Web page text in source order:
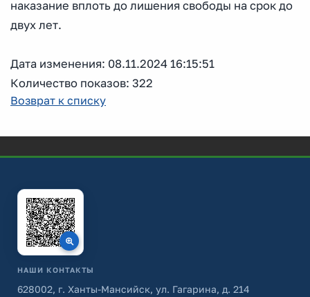
наказание вплоть до лишения свободы на срок до
двух лет.
Дата изменения: 08.11.2024 16:15:51
Количество показов: 322
Возврат к списку
НАШИ КОНТАКТЫ
628002, г. Ханты-Мансийск, ул. Гагарина, д. 214